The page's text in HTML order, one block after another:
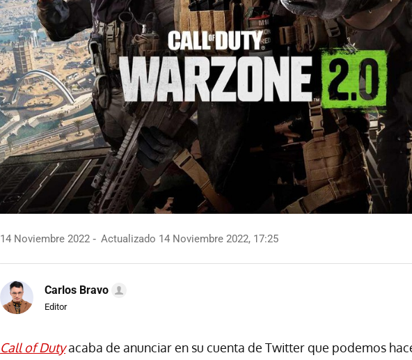
14 Noviembre 2022 Actualizado 14 Noviembre 2022, 17:25
Carlos Bravo
Editor
Call of Dutyacaba de anunciar en su cuenta de Twitter que podemos